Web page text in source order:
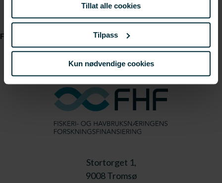
Tillat alle cookies
Tilpass
Kun nødvendige cookies
FHF er å finne på stand T-155. Vi håper vi ses!
Stortorget 1,
9008 Tromsø